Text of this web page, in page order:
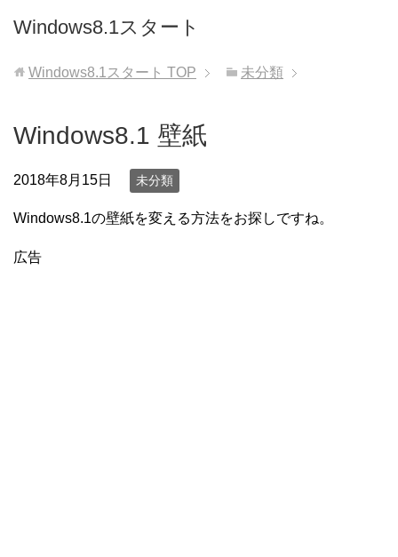
Windows8.1スタート
Windows8.1スタート TOP 未分類
Windows8.1 壁紙
2018年8月15日 未分類
Windows8.1の壁紙を変える方法をお探しですね。
広告